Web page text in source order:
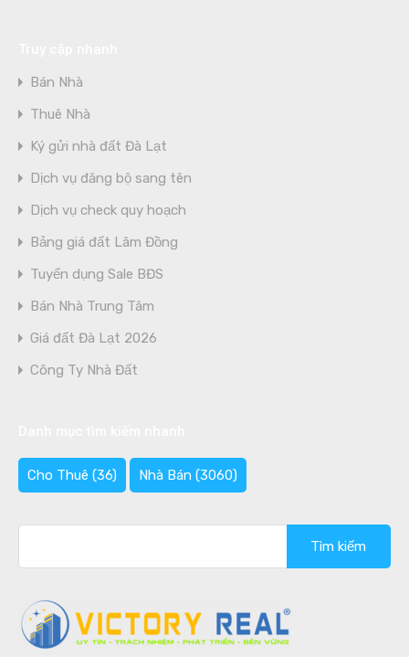
Bán Nhà
Thuê Nhà
Ký gửi nhà đất Đà Lạt
Dịch vụ đăng bộ sang tên
Dịch vụ check quy hoạch
Bảng giá đất Lâm Đồng
Tuyển dụng Sale BĐS
Bán Nhà Trung Tâm
Giá đất Đà Lạt 2026
Công Ty Nhà Đất
Cho Thuê (36) Nhà Bán (3060)
kiếm
cho: